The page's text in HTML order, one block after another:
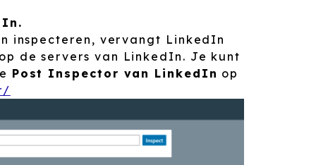
inspecteren, vervangt LinkedIn
de servers van LinkedIn. Je kunt
Post Inspector van LinkedIn op